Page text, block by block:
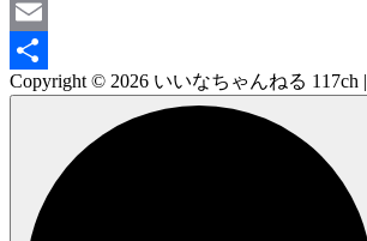
Message
Email
共
Copyright © 2026 いいなちゃんねる 117ch |